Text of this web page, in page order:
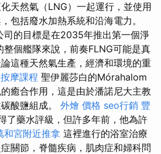
天然氣（LNG）一起運行，並使用
包括廢水加熱系統和沿海電力。
司的目標是在2035年推出第一個淨
個艦隊來說，前奏FLNG可能是真
這種天然氣生產，經濟和環境的重
按摩課程 聖伊麗莎白的Mórahalom
癒合作用，這是由於潘諾尼大主教
酸鹽組成。 外燴 價格 seo行銷 豐
了藥水評級，但許多年前，他為許
和宮附近推拿 這裡進行的浴室治療
關節，脊髓疾病，肌肉症和婦科問